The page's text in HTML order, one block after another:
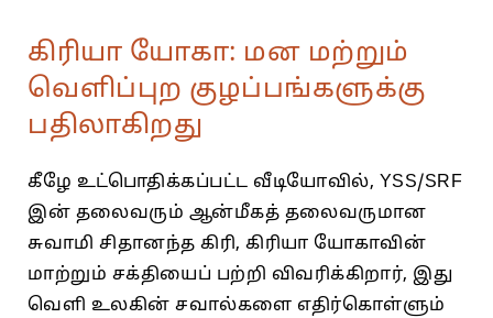
கிரியா யோகா: மன மற்றும்
வெளிப்புற குழப்பங்களுக்கு
பதிலாகிறது
கீழே உட்பொதிக்கப்பட்ட வீடியோவில், YSS/SRF
இன் தலைவரும் ஆன்மீகத் தலைவருமான
சுவாமி சிதானந்த கிரி, கிரியா யோகாவின்
மாற்றும் சக்தியைப் பற்றி விவரிக்கிறார், இது
வெளி உலகின் சவால்களை எதிர்கொள்ளும்